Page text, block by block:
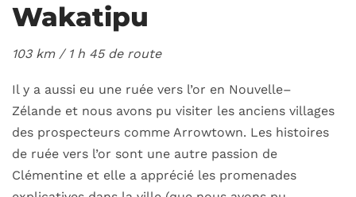
Wakatipu
103 km / 1 h 45 de route
Il y a aussi eu une ruée vers l’or en Nouvelle–
Zélande et nous avons pu visiter les anciens villages
des prospecteurs comme Arrowtown. Les histoires
de ruée vers l’or sont une autre passion de
Clémentine et elle a apprécié les promenades